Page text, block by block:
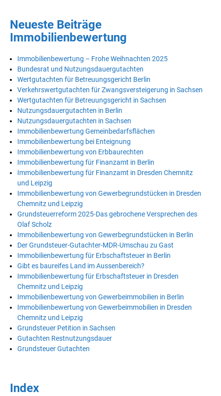
Neueste Beiträge
Immobilienbewertung
Immobilienbewertung – Frohe Weihnachten 2025
Bundesrat und Nutzungsdauergutachten
Wertgutachten für Betreuungsgericht Berlin
Verkehrswertgutachten für Zwangsversteigerung in Sachsen
Wertgutachten für Betreuungsgericht in Sachsen
Nutzungsdauergutachten in Berlin
Nutzungsdauergutachten in Sachsen
Immobilienbewertung Gemeinbedarfsflächen
Immobilienbewertung bei Enteignung
Immobilienbewertung von Erbbaurechten
Immobilienbewertung für Finanzamt in Berlin
Immobilienbewertung für Finanzamt in Dresden Chemnitz
und Leipzig
Immobilienbewertung von Gewerbegrundstücken in Dresden
Chemnitz und Leipzig
Grundsteuerreform 2025-Das gebrochene Versprechen des
Olaf Scholz
Immobilienbewertung von Gewerbegrundstücken in Berlin
Der Grundsteuer-Gutachter-MDR-Umschau zu Gast
Immobilienbewertung für Erbschaftsteuer in Berlin
Gibt es baureifes Land im Aussenbereich?
Immobilienbewertung für Erbschaftsteuer in Dresden
Chemnitz und Leipzig
Immobilienbewertung von Gewerbeimmobilien in Berlin
Immobilienbewertung von Gewerbeimmobilien in Dresden
Chemnitz und Leipzig
Grundsteuer Petition in Sachsen
Gutachten Restnutzungsdauer
Grundsteuer Gutachten
Index